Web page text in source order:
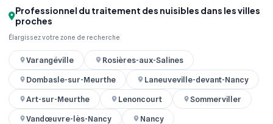
Professionnel du traitement des nuisibles dans les villes
proches
Élargissez votre zone de recherche
Varangéville
Rosières-aux-Salines
Dombasle-sur-Meurthe
Laneuveville-devant-Nancy
Art-sur-Meurthe
Lenoncourt
Sommerviller
Vandœuvre-lès-Nancy
Nancy